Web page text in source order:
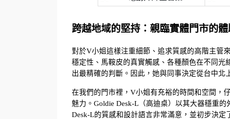
跨越地域的堅持：親臨實體門市的
對於V小姐這樣注重細節、追求質感的高階主管
穩定性、馬鞍皮的真實觸感、各種顏色在不同
出最精確的判斷。因此，她與同事決定從台中北
在我們的門市裡，V小姐有充裕的時間和空間，
魅力。Goldie Desk-L（高迪桌）以其大器穩重
Desk-L的質感和設計語言非常滿意，並初步決定